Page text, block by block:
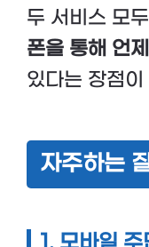
두 서비스 모
폰을 통해 언
있다는 장점
자주하는